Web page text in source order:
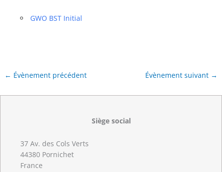
GWO BST Initial
← Évènement précédent Évènement suivant →
Siège social
37 Av. des Cols Verts
44380 Pornichet
France